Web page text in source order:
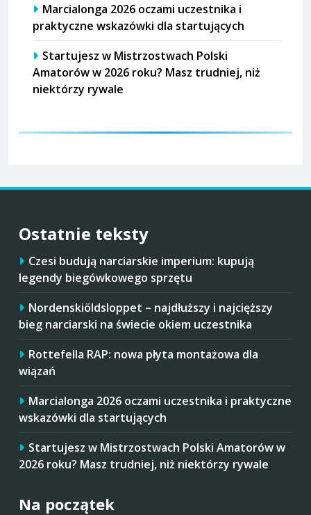
Marcialonga 2026 oczami uczestnika i
praktyczne wskazówki dla startujących
Startujesz w Mistrzostwach Polski
Amatorów w 2026 roku? Masz trudniej, niż
niektórzy rywale
Ostatnie teksty
Czesi budują narciarskie imperium: kupują
legendy biegówkowego sprzętu
Nordenskiöldsloppet – najdłuższy i najcięższy
bieg narciarski na świecie okiem uczestnika
Rottefella RAP: nowa płyta montażowa dla
wiązań
Marcialonga 2026 oczami uczestnika i praktyczne
wskazówki dla startujących
Startujesz w Mistrzostwach Polski Amatorów w
2026 roku? Masz trudniej, niż niektórzy rywale
Na początek